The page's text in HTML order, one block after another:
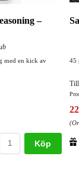
–
med en kick av
Köp
45